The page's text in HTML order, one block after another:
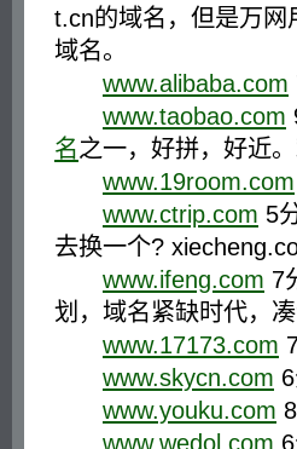
t.cn的域名，但是万网
域名。
www.alibaba.com
www.taobao.com
名之一，好拼，好近
www.19room.com
www.ctrip.com 5
去换一个?
www.ifeng.com 7
划，域名紧缺时代，凑
www.17173.com
www.skycn.com
www.youku.com
www.wedol.com